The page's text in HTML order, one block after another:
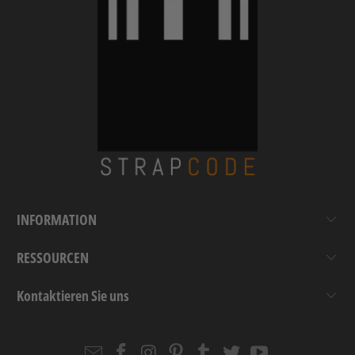
INFORMATION
RESSOURCEN
Kontaktieren Sie uns